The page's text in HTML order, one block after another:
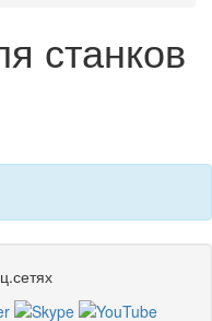
станков